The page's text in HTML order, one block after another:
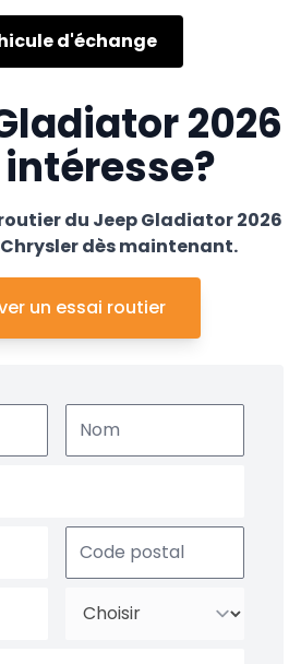
d'échange
2026
du Jeep Gladiator 2026
dès maintenant.
un essai routier